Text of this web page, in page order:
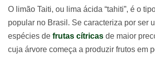
O limão Taiti, ou lima ácida “tahiti”, é o
popular no Brasil. Se caracteriza por ser
espécies de frutas cítricas de maior
cuja árvore começa a produzir frutos em